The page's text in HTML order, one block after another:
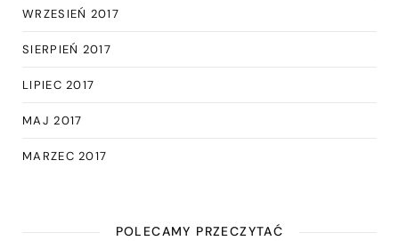
WRZESIEŃ 2017
SIERPIEŃ 2017
LIPIEC 2017
MAJ 2017
MARZEC 2017
POLECAMY PRZECZYTAĆ